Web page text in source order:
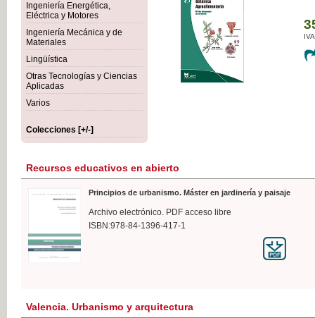
Ingeniería Energética,
Eléctrica y Motores
Ingeniería Mecánica y de
Materiales
Lingüística
Otras Tecnologías y Ciencias
Aplicadas
Varios
Colecciones [+/-]
IVA
Recursos educativos en abierto
Principios de urbanismo. Máster en jardinería y paisaje
Archivo electrónico. PDF acceso libre
ISBN:978-84-1396-417-1
Valencia. Urbanismo y arquitectura